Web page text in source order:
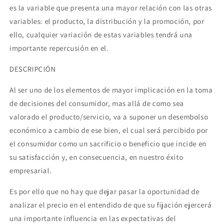
es la variable que presenta una mayor relación con las otras
variables: el producto, la distribución y la promoción, por
ello, cualquier variación de estas variables tendrá una
importante repercusión en el.
DESCRIPCIÓN
Al ser uno de los elementos de mayor implicación en la toma
de decisiones del consumidor, mas allá de como sea
valorado el producto/servicio, va a suponer un desembolso
económico a cambio de ese bien, el cual será percibido por
el consumidor como un sacrificio o beneficio que incide en
su satisfacción y, en consecuencia, en nuestro éxito
empresarial.
Es por ello que no hay que dejar pasar la oportunidad de
analizar el precio en el entendido de que su fijación ejercerá
una importante influencia en las expectativas del